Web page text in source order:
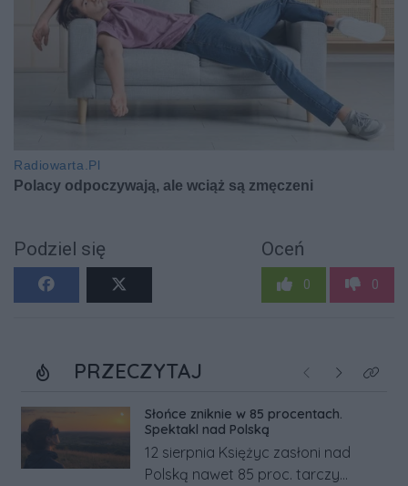
Podziel się Oceń
0 0
PRZECZYTAJ Poprzednie
NastępneKliknij
Słońce zniknie w 85 procentach.
Spektakl nad Polską
12 sierpnia Księżyc zasłoni nad
Polską nawet 85 proc. tarczy